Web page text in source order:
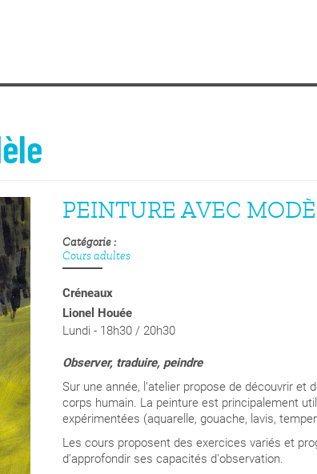
PEINTURE AVEC
Catégorie
Cours adultes
Créneaux
Lionel Houée
Lundi - 18h30 / 20h30
Observer, traduire, peindre
Sur une année, l’atelier propose de découvrir
corps humain. La peinture est principalement
expérimentées (aquarelle, gouache, lavis,
Les cours proposent des exercices variés et
d’approfondir ses capacités d'observation.